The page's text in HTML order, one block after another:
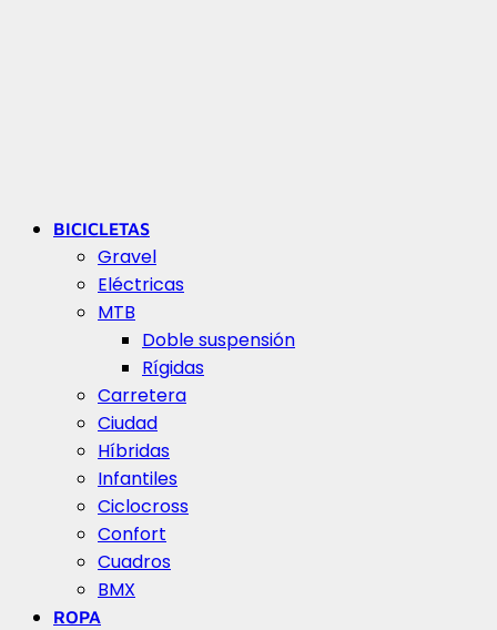
BICICLETAS
Gravel
Eléctricas
MTB
Doble suspensión
Rígidas
Carretera
Ciudad
Híbridas
Infantiles
Ciclocross
Confort
Cuadros
BMX
ROPA